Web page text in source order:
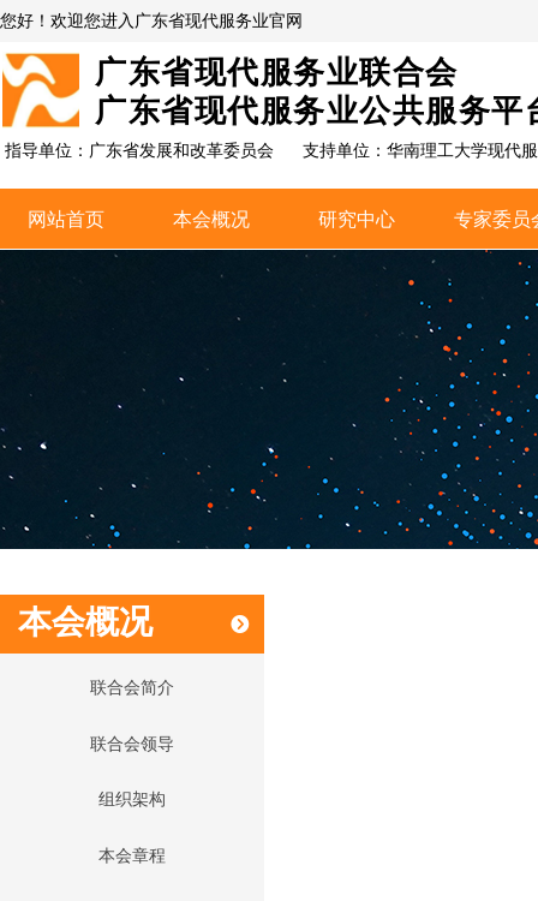
指导单位：广东省发展和改革委员会 支持单位： 华南理工大学现代
您好！欢迎您进入广东省现代服务业官网
网站首页 本会概况
本会概况
研究中心 专家委员
专家委员
广东省现代服务业联合会
广东省现代服务业公共服务平
联合会简介
联合会领导
组织架构
本会章程
뀹
本会概况